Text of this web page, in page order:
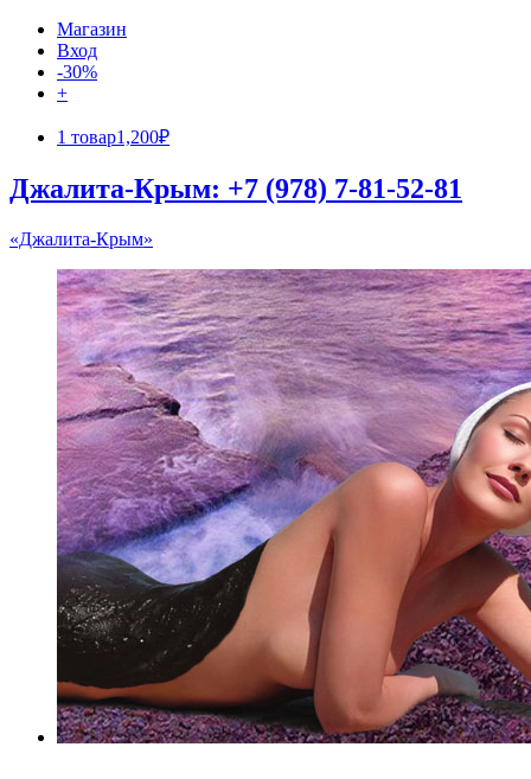
Магазин
Вход
-30%
+
1 товар1,200₽
Джалита-Крым: +7 (978) 7-81-52-81
«Джалита-Крым»